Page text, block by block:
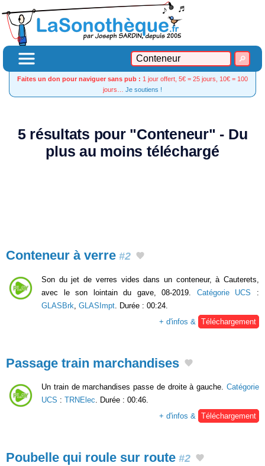
Faites un don pour naviguer sans pub : 1 jour offert, 5€ = 25 jours, 10€ = 100
jours… Je soutiens !
5 résultats pour "Conteneur" - Du
plus au moins téléchargé
Conteneur à verre #2
Son du jet de verres vides dans un conteneur, à Cauterets,
avec le son lointain du gave, 08-2019. Catégorie UCS :
GLASBrk GLASImpt . Durée : 00:24.
+ d'infos &
Téléchargement
Passage train marchandises
Un train de marchandises passe de droite à gauche. Catégorie
UCS : TRNElec. Durée : 00:46.
+ d'infos & Téléchargement
Poubelle qui roule sur route #2